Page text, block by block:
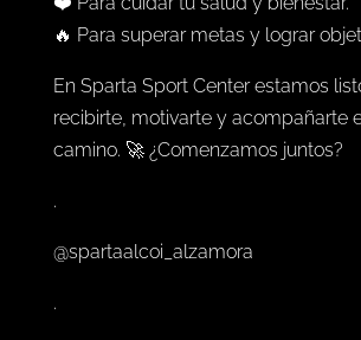
🔥 Para superar metas y lograr
En Sparta Sport Center estamos
recibirte, motivarte y acompañarte
camino. 🚀 ¿Comenzamos juntos?
.
@spartaalcoi_alzamora
.